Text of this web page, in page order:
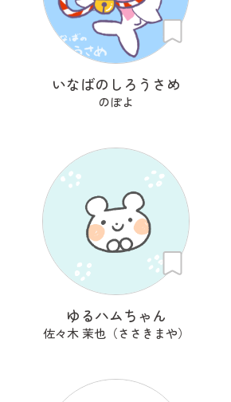
いなばのしろうさめ
のぽよ
ゆるハムちゃん
佐々木 茉也（ささきまや）